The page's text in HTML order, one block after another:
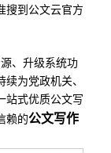
搜到公文云官方
、升级系统功
为党政机关、
站式优质公文写
赖的公文写作